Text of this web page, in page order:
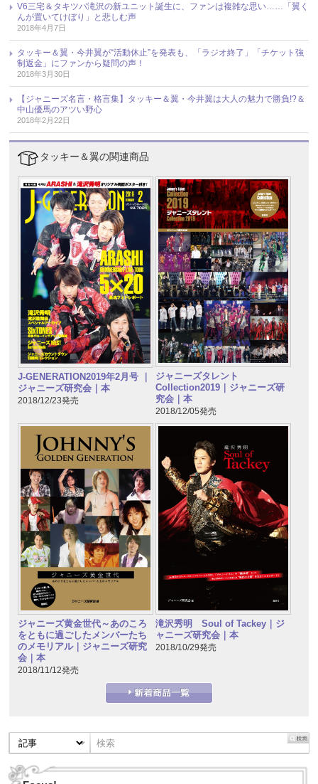
V6三宅＆タキツバ滝沢の新ユニット誕生に、ファンは複雑な思い……「翼く
んが置いてけぼり」と悲しむ声
2018年4月7日
タッキー＆翼・今井翼が“活動休止”を発表も、「ラジオ終了」「チケット強
制返金」にファンから疑問の声！
2018年3月30日
【ジャニーズ名言・格言集】タッキー＆翼・今井翼は大人の魅力で勝負!?＆
中山優馬のアツい野心
2018年2月22日
タッキー＆翼の関連商品
J-GENERATION2019年2月号 ｜
ジャニーズ研究会｜本
2018/12/23発売
ジャニーズタレント
Collection2019｜ジャニーズ研
究会｜本
2018/12/05発売
ジャニーズ黄金世代～あのころ
をともに過ごしたメンバーたち
のメモリアル｜ジャニーズ研究
会｜本
2018/11/12発売
滝沢秀明 Soul of Tackey｜ジ
ャニーズ研究会｜本
2018/10/29発売